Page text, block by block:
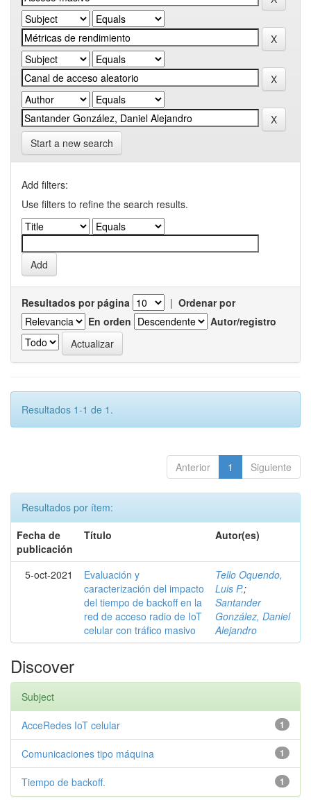
Start a new search
Add filters:
Use filters to refine the search results.
Resultados por página | Ordenar por
En orden
Autor/registro
Resultados 1-1 de 1.
Anterior 1 Siguiente
Resultados por ítem:
Fecha de
publicación
Título Autor(es)
5-oct-2021
Evaluación y
caracterización del impacto
del tiempo de backoff en la
red de acceso radio de IoT
celular con tráfico masivo
Tello Oquendo,
Luis P.;
Santander
González, Daniel
Alejandro
Discover
Subject
1
AcceRedes IoT celular
1
Comunicaciones tipo máquina
1
Tiempo de backoff.